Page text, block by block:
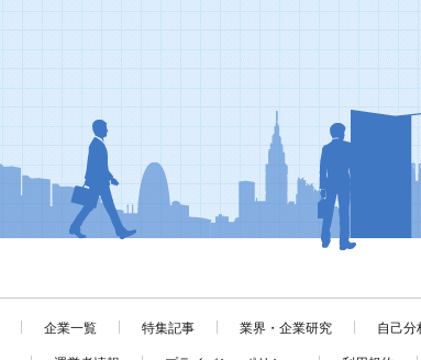
企業一覧 特集記事 業界・企業研究 自己分